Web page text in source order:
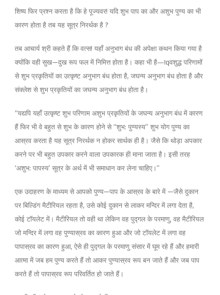
शिष्य फिर प्रश्न करता है कि हे पूज्यवर! यदि शुभ पाप का और अशुभ पुण्य का भी
कारण होता है तब यह सूत्र निरर्थक है ?
तब आचार्य श्री कहते हैं कि वत्स! यहाँ अनुभाग बंध की अपेक्षा कथन किया गया है
क्योंकि वही सुख—दुख रूप फल में निमित्त होता है। कहा भी है—ाqवशुद्ध परिणामों
से शुभ प्रकृतियों का उत्कृष्ट अनुभाग बंध होता है, जघन्य अनुभाग बंध होता है और
संक्लेश से शुभ प्रकृतियों का जघन्य अनुभाग बंध होता है।
‘‘यद्यपि यहाँ उत्कृष्ट शुभ परिणाम अशुभ प्रकृतियों के जघन्य अनुभाग बंध में कारण
हैं फिर भी वे बहुत से शुभ के कारण होने से ‘‘शुभ: पुण्यस्य’’ शुभ योग पुण्य का
आस्रव करता है यह सूत्र निरर्थक न होकर सार्थक ही है। जैसे कि थोड़ा अपकार
करने पर भी बहुत उपकार करने वाला उपकारक ही माना जाता है। इसी तरह
‘अशुभ: पापस्य’ सूत्र के अर्थ में भी समाधान कर लेना चाहिए।’’
एक उदाहरण के माध्यम से आपको पुण्य—पाप के आस्रव के बारे में —जैसे दुकान
पर बिल्डिंग मैटीरियल रहता है, उसे कोई दुकान से लाकर मन्दिर में लगा देता है,
कोई टॉयलेट में। मैटीरियल तो वही था लेकिन वह पुद्गल के परमाणु, वह मैटीरियल
जो मन्दिर में लगा वह पुण्यास्रव का कारण हुआ और जो टॉयलेट में लगा वह
पापास्रव का कारण हुआ, ऐसे ही पुद्गल के परमाणु संसार में घूम रहे हैं और हमारी
आत्मा में जब हम पुण्य करते हैं तो आकर पुण्यास्रव रूप बन जाते हैं और जब पाप
करते हैं तो पापास्रव रूप परिवर्तित हो जाते हैं।